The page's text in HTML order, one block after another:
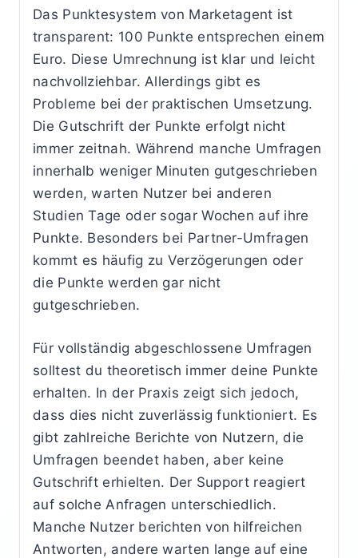
Das Punktesystem von Marketagent ist
transparent: 100 Punkte entsprechen einem
Euro. Diese Umrechnung ist klar und leicht
nachvollziehbar. Allerdings gibt es
Probleme bei der praktischen Umsetzung.
Die Gutschrift der Punkte erfolgt nicht
immer zeitnah. Während manche Umfragen
innerhalb weniger Minuten gutgeschrieben
werden, warten Nutzer bei anderen
Studien Tage oder sogar Wochen auf ihre
Punkte. Besonders bei Partner-Umfragen
kommt es häufig zu Verzögerungen oder
die Punkte werden gar nicht
gutgeschrieben.
Für vollständig abgeschlossene Umfragen
solltest du theoretisch immer deine Punkte
erhalten. In der Praxis zeigt sich jedoch,
dass dies nicht zuverlässig funktioniert. Es
gibt zahlreiche Berichte von Nutzern, die
Umfragen beendet haben, aber keine
Gutschrift erhielten. Der Support reagiert
auf solche Anfragen unterschiedlich.
Manche Nutzer berichten von hilfreichen
Antworten, andere warten lange auf eine